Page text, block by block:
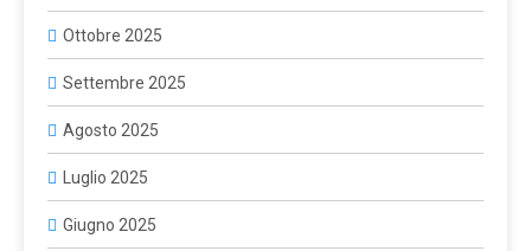
Ottobre 2025
Settembre 2025
Agosto 2025
Luglio 2025
Giugno 2025